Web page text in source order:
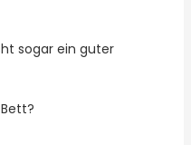
sogar ein guter